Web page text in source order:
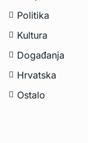
Politika
Kultura
Događanja
Hrvatska
Ostalo